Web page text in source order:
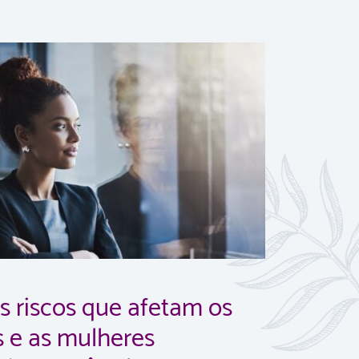
riscos que afetam os
as mulheres